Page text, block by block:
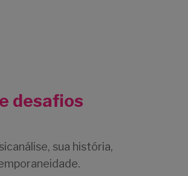
desafios
sua história,